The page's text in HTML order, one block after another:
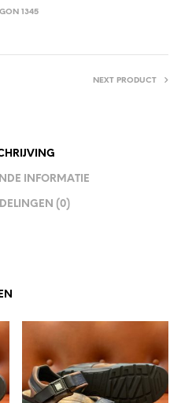
1345
NEXT PRODUCT
INFORMATIE
(0)